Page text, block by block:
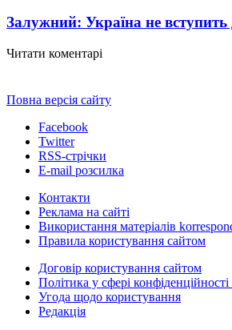
Залужний: Україна не
Читати коментарі
Повна версія сайту
Facebook
Twitter
RSS-стрічки
E-mail розсилка
Контакти
Реклама на сайті
Використання матеріалів
Правила користування сайтом
Договір користування сайтом
Політика у сфері
Угода щодо користування
Редакція